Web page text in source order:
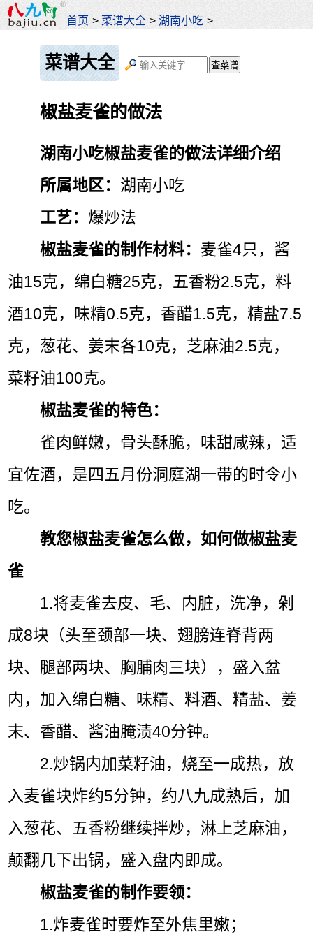
首页 > 菜谱大全 >湖南小吃 >
菜谱大全
椒盐麦雀的做法
湖南小吃椒盐麦雀的做法详细介绍
所属地区： 湖南小吃
工艺： 爆炒法
椒盐麦雀的制作材料： 麦雀4只，酱
油15克，绵白糖25克，五香粉2.5克，料
酒10克，味精0.5克，香醋1.5克，精盐7.5
克，葱花、姜末各10克，芝麻油2.5克，
菜籽油100克。
椒盐麦雀的特色：
雀肉鲜嫩，骨头酥脆，味甜咸辣，适
宜佐酒，是四五月份洞庭湖一带的时令小
吃。
教您椒盐麦雀怎么做，如何做椒盐麦
雀
1.将麦雀去皮、毛、内脏，洗净，剁
成8块（头至颈部一块、翅膀连脊背两
块、腿部两块、胸脯肉三块），盛入盆
内，加入绵白糖、味精、料酒、精盐、姜
末、香醋、酱油腌渍40分钟。
2.炒锅内加菜籽油，烧至一成热，放
入麦雀块炸约5分钟，约八九成熟后，加
入葱花、五香粉继续拌炒，淋上芝麻油，
颠翻几下出锅，盛入盘内即成。
椒盐麦雀的制作要领：
1.炸麦雀时要炸至外焦里嫩；